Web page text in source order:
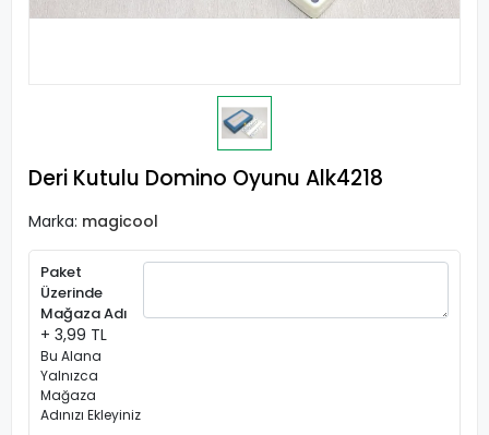
Deri Kutulu Domino Oyunu Alk4218
Marka: magicool
Paket
Üzerinde
Mağaza Adı
+ 3,99 TL
Bu Alana
Yalnızca
Mağaza
Adınızı Ekleyiniz